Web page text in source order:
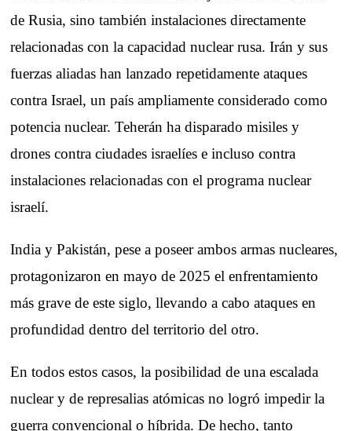
de Rusia, sino también instalaciones directamente
relacionadas con la capacidad nuclear rusa. Irán y sus
fuerzas aliadas han lanzado repetidamente ataques
contra Israel, un país ampliamente considerado como
potencia nuclear. Teherán ha disparado misiles y
drones contra ciudades israelíes e incluso contra
instalaciones relacionadas con el programa nuclear
israelí.
India y Pakistán, pese a poseer ambos armas nucleares,
protagonizaron en mayo de 2025 el enfrentamiento
más grave de este siglo, llevando a cabo ataques en
profundidad dentro del territorio del otro.
En todos estos casos, la posibilidad de una escalada
nuclear y de represalias atómicas no logró impedir la
guerra convencional o híbrida. De hecho, tanto